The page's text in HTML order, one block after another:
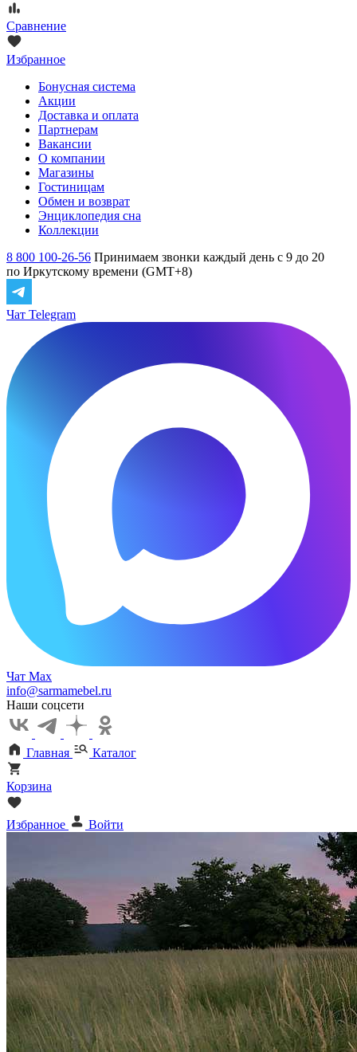
Сравнение
Избранное
Бонусная система
Акции
Доставка и оплата
Партнерам
Вакансии
О компании
Магазины
Гостиницам
Обмен и возврат
Энциклопедия сна
Коллекции
8 800 100-26-56 Принимаем звонки каждый день с 9 до 20
по Иркутскому времени (GMT+8)
Чат Telegram
Чат Max
info@sarmamebel.ru
Наши соцсети
Главная Каталог
Корзина
Избранное Войти